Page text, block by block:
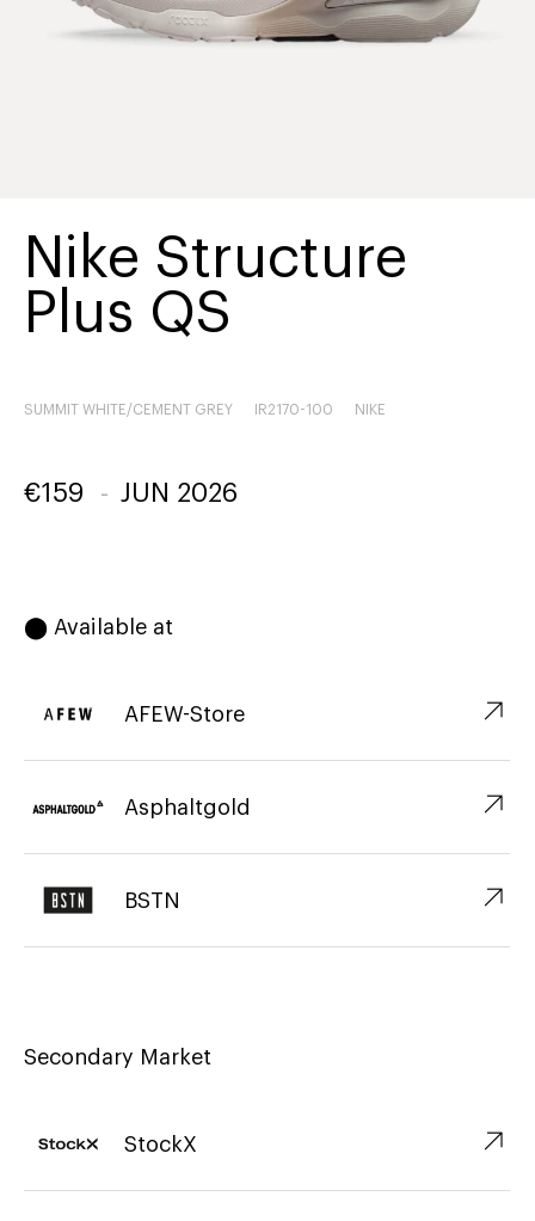
Nike Structure
Plus QS
SUMMIT WHITE/CEMENT GREY IR2170-100 NIKE
€159 - JUN 2026
⬤ Available at
AFEW-Store ↗︎
Asphaltgold ↗︎
BSTN ↗︎
Secondary Market
StockX ↗︎